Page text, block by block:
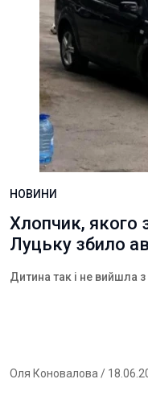
НОВИНИ
Хлопчик, якого
Луцьку збило
Дитина так і не вийшла
Оля Коновалова /